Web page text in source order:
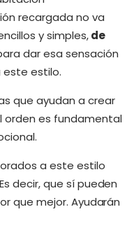
recargada no va
y simples,de
dar esa sensación
estilo.
que ayudan a crear
orden es fundamental
a este estilo
decir, que sí pueden
que mejor. Ayudarán